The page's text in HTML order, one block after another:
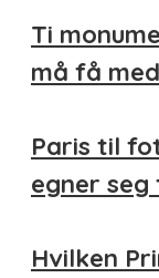
Ti
må få
Paris til
egner
Hvilken